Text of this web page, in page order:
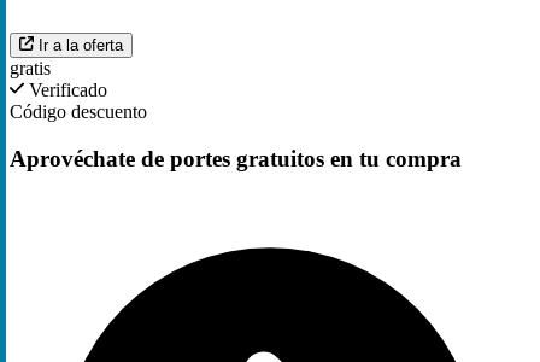
Ir a la oferta
gratis
Verificado
Código descuento
Aprovéchate de portes gratuitos en tu compra